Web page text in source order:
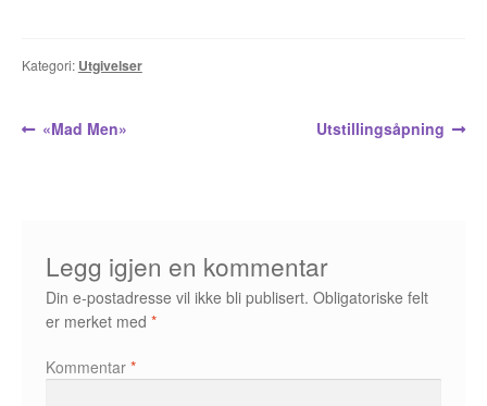
Arne W. Isachsen
Øyvind Lauvdahl
Kategori: Utgivelser
Innleggsnavigasjon
Forrige
«Mad Men»
Neste
Utstillingsåpning
Legg igjen en kommentar
Din e-postadresse vil ikke bli publisert. Obligatoriske felt
er merket med*
Kommentar*